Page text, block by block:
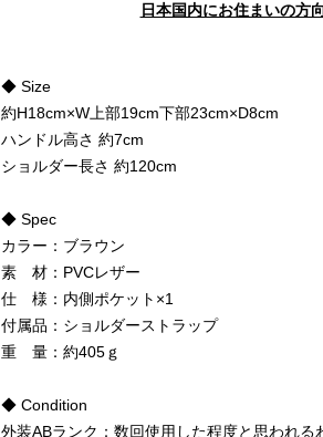
日本国内にお住まいの方
◆ Size
約H18cm×W上部19cm下部23cm×D8cm
ハンドル高さ 約7cm
ショルダー長さ 約120cm
◆ Spec
カラー：ブラウン
素 材：PVCレザー
仕 様：内側ポケット×1
付属品：ショルダーストラップ
重 量：約405ｇ
◆ Condition
外装ABランク：数回使用した程度と思われる